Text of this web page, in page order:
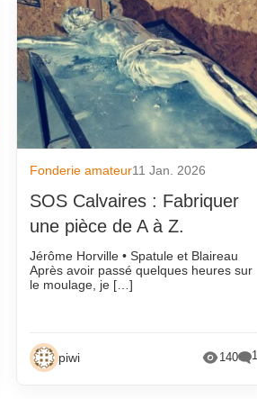
Fonderie amateur11 Jan. 2026
SOS Calvaires : Fabriquer
une pièce de A à Z.
Jérôme Horville • Spatule et Blaireau
Après avoir passé quelques heures sur
le moulage, je […]
piwi 140 1